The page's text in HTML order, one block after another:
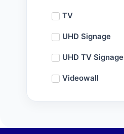
TV
UHD Signage
UHD TV Signage
Videowall